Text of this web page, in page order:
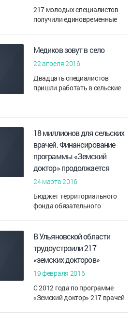
217 молодых специалистов
получили единовременные
трудоустройстве в лечебные
учреждения сельской
местности по программе ...
Медиков зовут в село
22 апреля 2016
Двадцать специалистов
пришли работать в сельские
больниц и ФАПов это почти
области...
18 миллионов для сельских
врачей. Финансирование
программы «Земский
доктор» продолжается
24 марта 2016
Бюджет территориального
фонда обязательного
увеличился на 18 миллионов
рублей. Федеральные
средства пойдут на реал...
В Ульяновской области
трудоустроили 217
«земских докторов»
19 февраля 2016
С 2012 года по программе
«Земский доктор» 217 врачей